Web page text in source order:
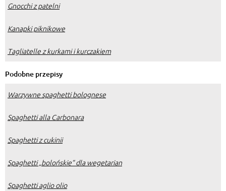
Gnocchi z patelni
Kanapki piknikowe
Tagliatelle z kurkami i kurczakiem
Podobne przepisy
Warzywne spaghetti bolognese
Spaghetti alla Carbonara
Spaghetti z cukinii
Spaghetti „bolońskie” dla wegetarian
Spaghetti aglio olio